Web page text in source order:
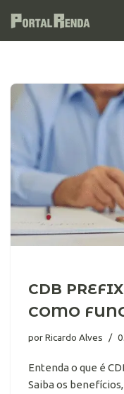
conteúdo
CDB
COMO
porRicardo Alves
Entenda o que é
Saiba os